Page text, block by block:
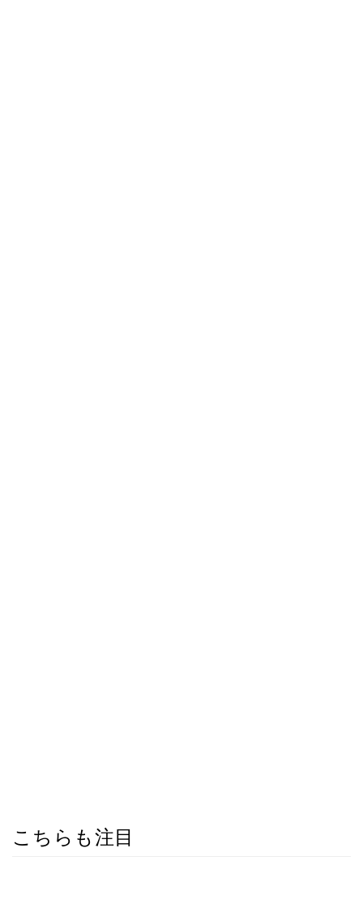
こちらも注目